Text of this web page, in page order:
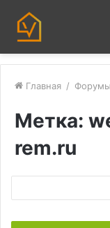
Главная / Форумы
Метка:
rem.ru
о
и